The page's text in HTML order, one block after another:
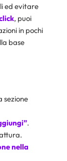
ed evitare
, puoi
in pochi
base
sezione
.
nella